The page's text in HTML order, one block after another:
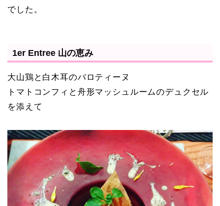
でした。
1er Entree 山の恵み
大山鶏と白木耳のバロティーヌ
トマトコンフィと舟形マッシュルームのデュクセル
を添えて